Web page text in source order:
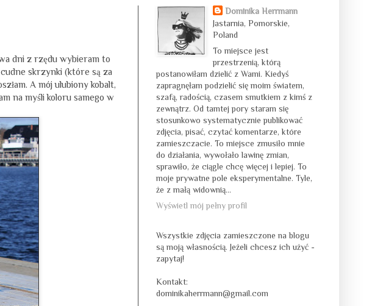
dni z rzędu wybieram to
skrzynki (które są za
A mój ulubiony kobalt,
na myśli koloru samego w
Dominika Herrmann
Jastarnia, Pomorskie,
Poland
To miejsce jest
przestrzenią, którą
postanowiłam dzielić z Wami. Kiedyś
zapragnęłam podzielić się moim światem,
szafą, radością, czasem smutkiem z kimś z
zewnątrz. Od tamtej pory staram się
stosunkowo systematycznie publikować
zdjęcia, pisać, czytać komentarze, które
zamieszczacie. To miejsce zmusiło mnie
do działania, wywołało lawinę zmian,
sprawiło, że ciągle chcę więcej i lepiej. To
moje prywatne pole eksperymentalne. Tyle,
że z małą widownią...
Wyświetl mój pełny profil
Wszystkie zdjęcia zamieszczone na blogu
są moją własnością. Jeżeli chcesz ich użyć -
zapytaj!
Kontakt:
dominikaherrmann@gmail.com